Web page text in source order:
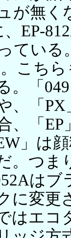
が無
、EP-
ている
こち
。「
、「
、「
」は
。つま
は
に変更
はエコ